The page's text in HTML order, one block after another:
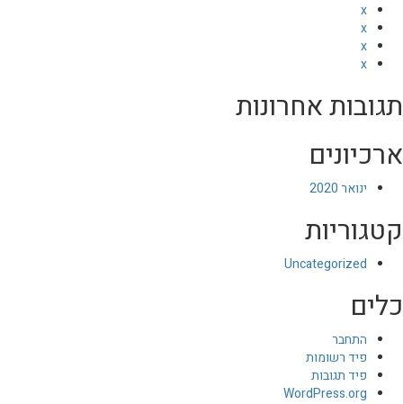
x
x
x
x
תגובות אחרונות
ארכיונים
ינואר 2020
קטגוריות
Uncategorized
כלים
התחבר
פיד רשומות
פיד תגובות
WordPress.org